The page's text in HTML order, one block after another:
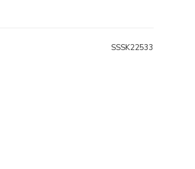
SSSK22533